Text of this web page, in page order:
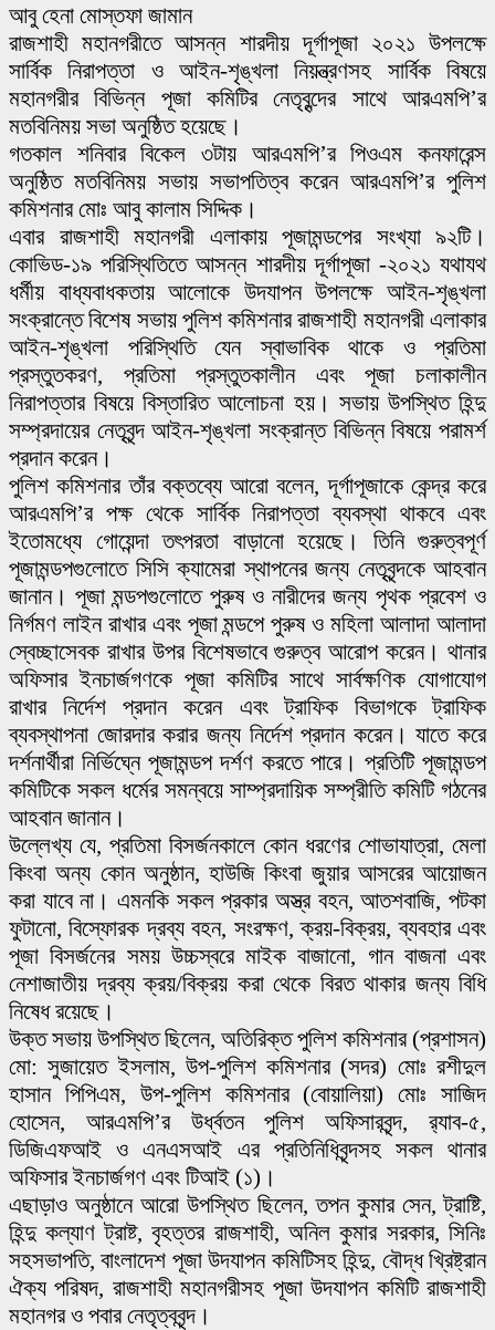
আবু হেনা মোস্তফা জামান
রাজশাহী মহানগরীতে আসন্ন শারদীয় দূর্গাপূজা ২০২১ উপলক্ষে
সার্বিক নিরাপত্তা ও আইন-শৃঙ্খলা নিয়ন্ত্রণসহ সার্বিক বিষয়ে
মহানগরীর বিভিন্ন পূজা কমিটির নেতৃবৃন্দের সাথে আরএমপি’র
মতবিনিময় সভা অনুষ্ঠিত হয়েছে।
গতকাল শনিবার বিকেল ৩টায় আরএমপি’র পিওএম কনফারেন্স
অনুষ্ঠিত মতবিনিময় সভায় সভাপতিত্ব করেন আরএমপি’র পুলিশ
কমিশনার মোঃ আবু কালাম সিদ্দিক।
এবার রাজশাহী মহানগরী এলাকায় পূজামন্ডপের সংখ্যা ৯২টি।
কোভিড-১৯ পরিস্থিতিতে আসন্ন শারদীয় দূর্গাপূজা -২০২১ যথাযথ
ধর্মীয় বাধ্যবাধকতায় আলোকে উদযাপন উপলক্ষে আইন-শৃঙ্খলা
সংক্রান্তে বিশেষ সভায় পুলিশ কমিশনার রাজশাহী মহানগরী এলাকার
আইন-শৃঙ্খলা পরিস্থিতি যেন স্বাভাবিক থাকে ও প্রতিমা
প্রস্তুতকরণ, প্রতিমা প্রস্তুতকালীন এবং পূজা চলাকালীন
নিরাপত্তার বিষয়ে বিস্তারিত আলোচনা হয়। সভায় উপস্থিত হিন্দু
সম্প্রদায়ের নেতৃবৃন্দ আইন-শৃঙ্খলা সংক্রান্ত বিভিন্ন বিষয়ে পরামর্শ
প্রদান করেন।
পুলিশ কমিশনার তাঁর বক্তব্যে আরো বলেন, দূর্গাপূজাকে কেন্দ্র করে
আরএমপি’র পক্ষ থেকে সার্বিক নিরাপত্তা ব্যবস্থা থাকবে এবং
ইতোমধ্যে গোয়েন্দা তৎপরতা বাড়ানো হয়েছে। তিনি গুরুত্বপূর্ণ
পূজামন্ডপগুলোতে সিসি ক্যামেরা স্থাপনের জন্য নেতৃবৃন্দকে আহবান
জানান। পূজা মন্ডপগুলোতে পুরুষ ও নারীদের জন্য পৃথক প্রবেশ ও
নির্গমণ লাইন রাখার এবং পূজা মন্ডপে পুরুষ ও মহিলা আলাদা আলাদা
স্বেচ্ছাসেবক রাখার উপর বিশেষভাবে গুরুত্ব আরোপ করেন। থানার
অফিসার ইনচার্জগণকে পূজা কমিটির সাথে সার্বক্ষণিক যোগাযোগ
রাখার নির্দেশ প্রদান করেন এবং ট্রাফিক বিভাগকে ট্রাফিক
ব্যবস্থাপনা জোরদার করার জন্য নির্দেশ প্রদান করেন। যাতে করে
দর্শনার্থীরা নির্ভিঘ্নে পূজামন্ডপ দর্শণ করতে পারে। প্রতিটি পূজামন্ডপ
কমিটিকে সকল ধর্মের সমন্বয়ে সাম্প্রদায়িক সম্প্রীতি কমিটি গঠনের
আহবান জানান।
উল্লেখ্য যে, প্রতিমা বিসর্জনকালে কোন ধরণের শোভাযাত্রা, মেলা
কিংবা অন্য কোন অনুষ্ঠান, হাউজি কিংবা জুয়ার আসরের আয়োজন
করা যাবে না। এমনকি সকল প্রকার অস্ত্র বহন, আতশবাজি, পটকা
ফুটানো, বিস্ফোরক দ্রব্য বহন, সংরক্ষণ, ক্রয়-বিক্রয়, ব্যবহার এবং
পূজা বিসর্জনের সময় উচ্চস্বরে মাইক বাজানো, গান বাজনা এবং
নেশাজাতীয় দ্রব্য ক্রয়/বিক্রয় করা থেকে বিরত থাকার জন্য বিধি
নিষেধ রয়েছে।
উক্ত সভায় উপস্থিত ছিলেন, অতিরিক্ত পুলিশ কমিশনার (প্রশাসন)
মো: সুজায়েত ইসলাম, উপ-পুলিশ কমিশনার (সদর) মোঃ রশীদুল
হাসান পিপিএম, উপ-পুলিশ কমিশনার (বোয়ালিয়া) মোঃ সাজিদ
হোসেন, আরএমপি’র উর্ধ্বতন পুলিশ অফিসারবৃন্দ, র‌্যাব-৫,
ডিজিএফআই ও এনএসআই এর প্রতিনিধিবৃন্দসহ সকল থানার
অফিসার ইনচার্জগণ এবং টিআই (১)।
এছাড়াও অনুষ্ঠানে আরো উপস্থিত ছিলেন, তপন কুমার সেন, ট্রাষ্টি,
হিন্দু কল্যাণ ট্রাষ্ট, বৃহত্তর রাজশাহী, অনিল কুমার সরকার, সিনিঃ
সহসভাপতি, বাংলাদেশ পূজা উদযাপন কমিটিসহ হিন্দু, বৌদ্ধ খ্রিষ্ট্রান
ঐক্য পরিষদ, রাজশাহী মহানগরীসহ পূজা উদযাপন কমিটি রাজশাহী
মহানগর ও পবার নেতৃত্ববৃন্দ।